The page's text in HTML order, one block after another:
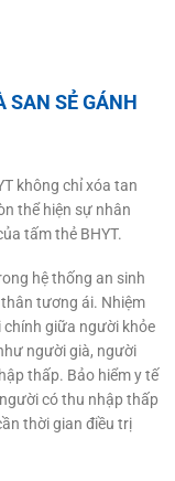
SAN SẺ GÁNH
không chỉ xóa tan
thể hiện sự nhân
tấm thẻ BHYT.
hệ thống an sinh
tương ái. Nhiệm
chính giữa người khỏe
người già, người
thấp. Bảo hiểm y tế
có thu nhập thấp
thời gian điều trị